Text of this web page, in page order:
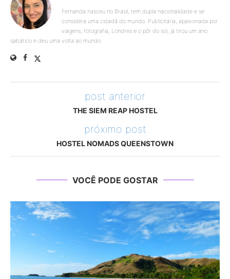
Fernanda nasceu no Brasil, tem dupla nacionalidade e se
considera uma cidadã do mundo. Publicitária, apaixonada por
viagens, fotografia, Londres e o pôr do sol, já tirou um ano
sabático e deu uma volta ao mundo.
post anterior
THE SIEM REAP HOSTEL
próximo post
HOSTEL NOMADS QUEENSTOWN
VOCÊ PODE GOSTAR